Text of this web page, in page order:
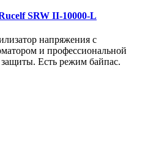
SRW II-10000-L
напряжения с
и профессиональной
Есть режим байпас.